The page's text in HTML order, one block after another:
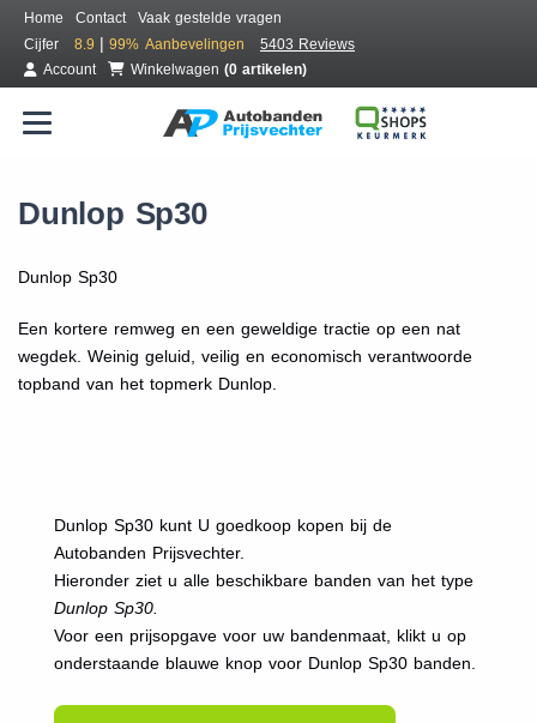
Home Contact
Vaak gestelde vragen
Cijfer
8.9 | 99% Aanbevelingen
5403 Reviews
Account
Winkelwagen (0 artikelen)
Dunlop Sp30
Dunlop Sp30
Een kortere remweg en een geweldige tractie op een nat
wegdek. Weinig geluid, veilig en economisch verantwoorde
topband van het topmerk Dunlop.
Dunlop Sp30 kunt U goedkoop kopen bij de
Autobanden Prijsvechter.
Hieronder ziet u alle beschikbare banden van het type
Dunlop Sp30.
Voor een prijsopgave voor uw bandenmaat, klikt u op
onderstaande blauwe knop voor Dunlop Sp30 banden.